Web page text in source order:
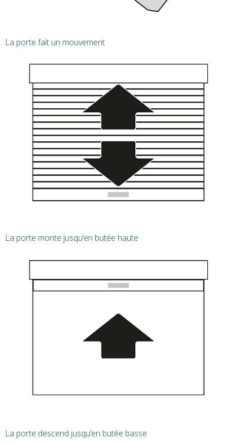
La porte fait un mouvement
La porte monte jusqu’en butée haute
La porte descend jusqu’en butée basse